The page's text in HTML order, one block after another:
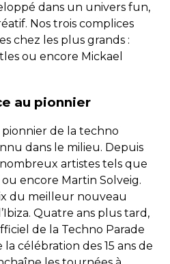
dans un univers fun,
Nos trois complices
chez les plus grands :
ou encore Mickael
au pionnier
de la techno
dans le milieu. Depuis
artistes tels que
encore Martin Solveig.
du meilleur nouveau
Quatre ans plus tard,
de la Techno Parade
la célébration des 15 ans de